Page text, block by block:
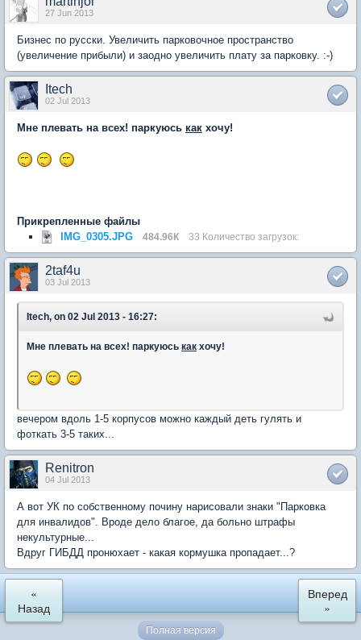
27 Jun 2013
Бизнес по русски. Увеличить парковочное пространство
(увеличение прибыли) и заодно увеличить плату за парковку. :-)
Itech
02 Jul 2013
Мне плевать на всех! паркуюсь как хочу!
Прикрепленные файлы
IMG_0305.JPG
484.96К 33 Количество загрузок:
2taf4u
03 Jul 2013
Itech, on 02 Jul 2013 - 16:27:
Мне плевать на всех! паркуюсь как хочу!
вечером вдоль 1-5 корпусов можно каждый деть гулять и
фоткать 3-5 таких...
Renitron
04 Jul 2013
А вот УК по собственному почину нарисовали знаки "Парковка
для инвалидов". Вроде дело благое, да больно штрафы
некультурные...
Вдруг ГИБДД пронюхает - какая кормушка пропадает...?
«
Назад
Вперед
»
Полная версия